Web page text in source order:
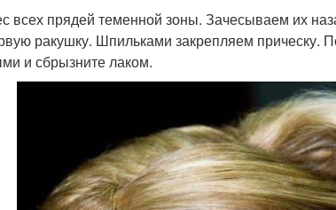
всех прядей теменной зоны. Зачесываем их
ракушку. Шпильками закрепляем прическу.
и сбрызните лаком.